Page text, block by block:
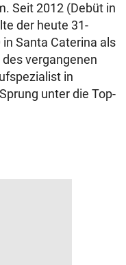
Seit 2012 (Debüt in
der heute 31-
Santa Caterina als
vergangenen
in
unter die Top-